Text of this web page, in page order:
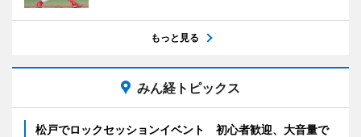
もっと見る
みん経トピックス
松戸でロックセッションイベント 初心者歓迎、大音量で